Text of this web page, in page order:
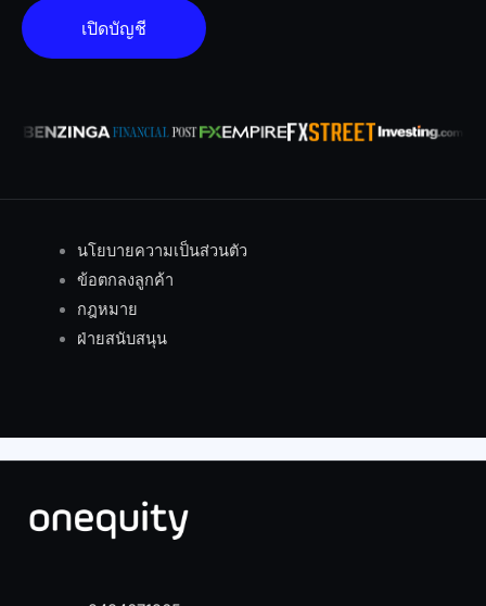
เปิดบัญชี
นโยบายความเป็นส่วนตัว
ข้อตกลงลูกค้า
กฎหมาย
ฝ่ายสนับสนุน